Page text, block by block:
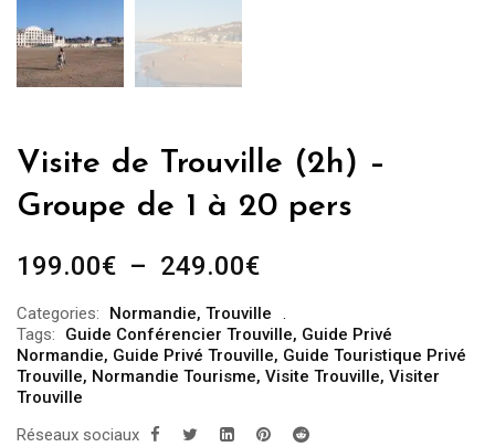
Visite de Trouville (2h) –
Groupe de 1 à 20 pers
199.00€ – 249.00€Plage
prix :
199.00€
à
249.00€
Categories: Normandie, Trouville
Tags:
Guide Conférencier Trouville, Guide Privé
Normandie, Guide Privé Trouville, Guide Touristique Privé
Trouville, Normandie Tourisme, Visite Trouville, Visiter
Trouville
Réseaux sociaux